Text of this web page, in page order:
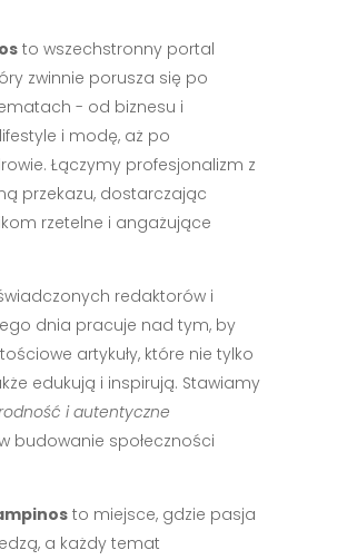
to wszechstronny portal
zwinnie porusza się po
- od biznesu i
i modę, aż po
Łączymy profesjonalizm z
przekazu, dostarczając
rzetelne i angażujące
redaktorów i
dnia pracuje nad tym, by
artykuły, które nie tylko
edukują i inspirują. Stawiamy
i autentyczne
budowanie społeczności
to miejsce, gdzie pasja
a każdy temat